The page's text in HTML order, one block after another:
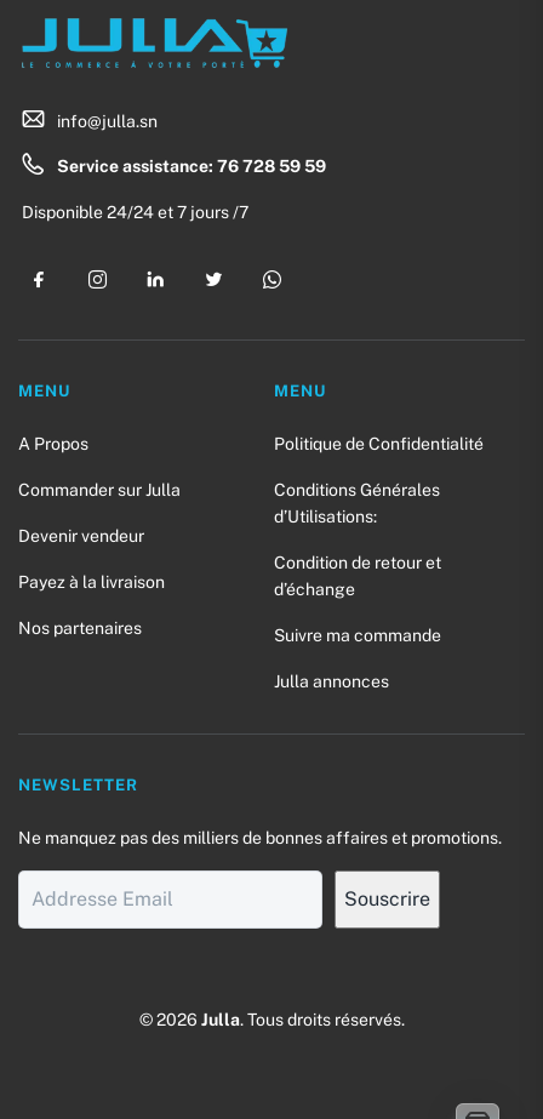
info@julla.sn
Service assistance: 76 728 59 59
Disponible 24/24 et 7 jours /7
MENU
A Propos
Commander sur Julla
Devenir vendeur
Payez à la livraison
Nos partenaires
MENU
Politique de Confidentialité
Conditions Générales
d’Utilisations:
Condition de retour et
d’échange
Suivre ma commande
Julla annonces
NEWSLETTER
Ne manquez pas des milliers de bonnes affaires et promotions.
© 2026 Julla. Tous droits réservés.